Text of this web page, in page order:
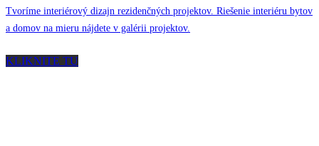
Tvoríme interiérový dizajn rezidenčných projektov. Riešenie interiéru bytov
a domov na mieru nájdete v galérii projektov.
KLIKNITE TU